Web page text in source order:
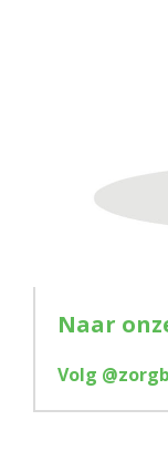
Naar
Volg